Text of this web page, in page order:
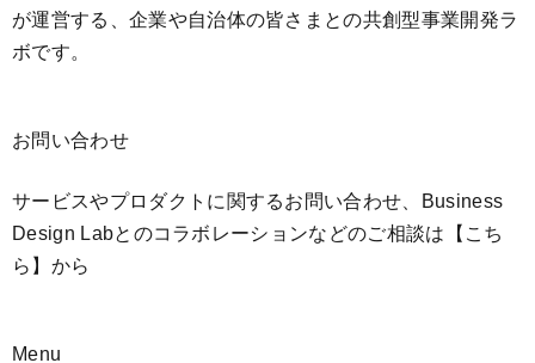
が運営する、企業や自治体の皆さまとの共創型事業開発ラ
ボです。
お問い合わせ
サービスやプロダクトに関するお問い合わせ、Business
Design Labとのコラボレーションなどのご相談は 【こち
ら】 から
Menu